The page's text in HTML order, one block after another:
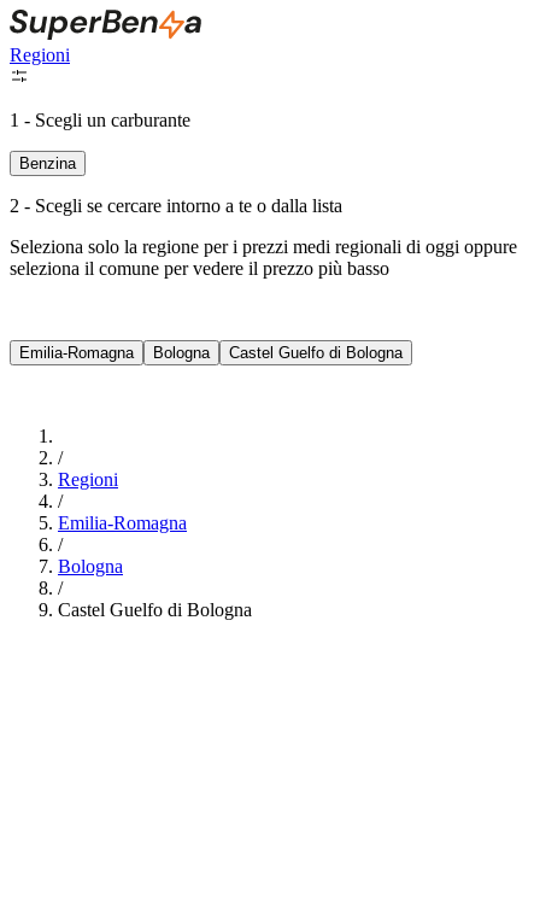
Regioni
1 - Scegli un carburante
Benzina
2 - Scegli se cercare intorno a te o dalla lista
Seleziona solo la regione per i prezzi medi regionali di oggi oppure
seleziona il comune per vedere il prezzo più basso
Emilia-Romagna Bologna Castel Guelfo di Bologna
/
Regioni
/
Emilia-Romagna
/
Bologna
/
Castel Guelfo di Bologna